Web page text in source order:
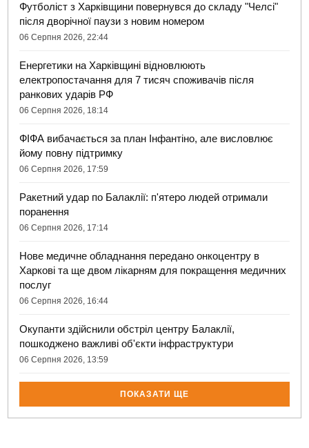
Футболіст з Харківщини повернувся до складу "Челсі"
після дворічної паузи з новим номером
06 Серпня 2026, 22:44
Енергетики на Харківщині відновлюють
електропостачання для 7 тисяч споживачів після
ранкових ударів РФ
06 Серпня 2026, 18:14
ФІФА вибачається за план Інфантіно, але висловлює
йому повну підтримку
06 Серпня 2026, 17:59
Ракетний удар по Балаклії: п'ятеро людей отримали
поранення
06 Серпня 2026, 17:14
Нове медичне обладнання передано онкоцентру в
Харкові та ще двом лікарням для покращення медичних
послуг
06 Серпня 2026, 16:44
Окупанти здійснили обстріл центру Балаклії,
пошкоджено важливі об'єкти інфраструктури
06 Серпня 2026, 13:59
ПОКАЗАТИ ЩЕ